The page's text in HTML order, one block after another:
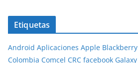
Etiquetas
Android Aplicaciones Apple Blackberry
Colombia Comcel CRC facebook Galaxy